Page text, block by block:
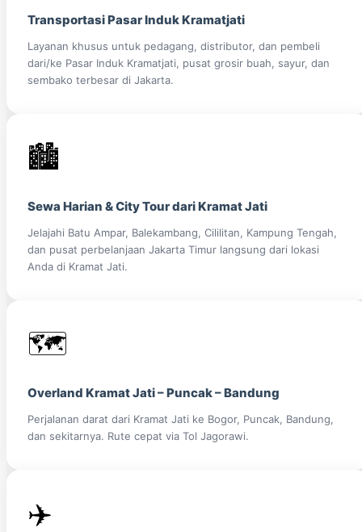
Transportasi Pasar Induk Kramatjati
Layanan khusus untuk pedagang, distributor, dan pembeli
dari/ke Pasar Induk Kramatjati, pusat grosir buah, sayur, dan
sembako terbesar di Jakarta.
🏙️
Sewa Harian & City Tour dari Kramat Jati
Jelajahi Batu Ampar, Balekambang, Cililitan, Kampung Tengah,
dan pusat perbelanjaan Jakarta Timur langsung dari lokasi
Anda di Kramat Jati.
🗺️
Overland Kramat Jati – Puncak – Bandung
Perjalanan darat dari Kramat Jati ke Bogor, Puncak, Bandung,
dan sekitarnya. Rute cepat via Tol Jagorawi.
✈️